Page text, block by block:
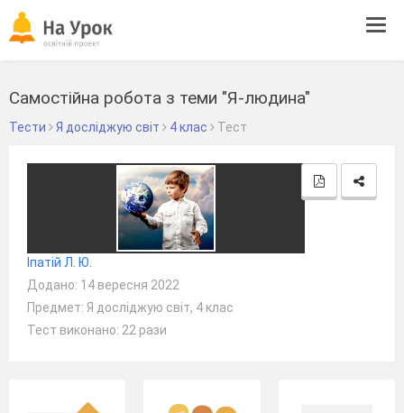
Самостійна робота з теми "Я-людина"
Тести Я досліджую світ 4 клас Тест
Іпатій Л. Ю.
Додано: 14 вересня 2022
Предмет: Я досліджую світ, 4 клас
Тест виконано: 22 рази